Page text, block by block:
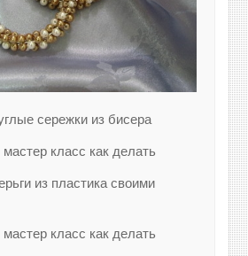
сережки из бисера
из пластика своими